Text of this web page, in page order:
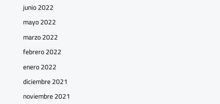
junio 2022
mayo 2022
marzo 2022
febrero 2022
enero 2022
diciembre 2021
noviembre 2021